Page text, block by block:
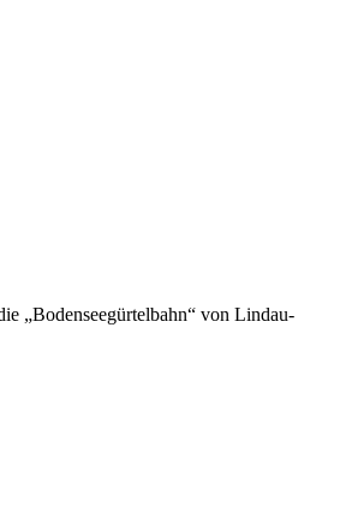
„Bodenseegürtelbahn“ von Lindau-